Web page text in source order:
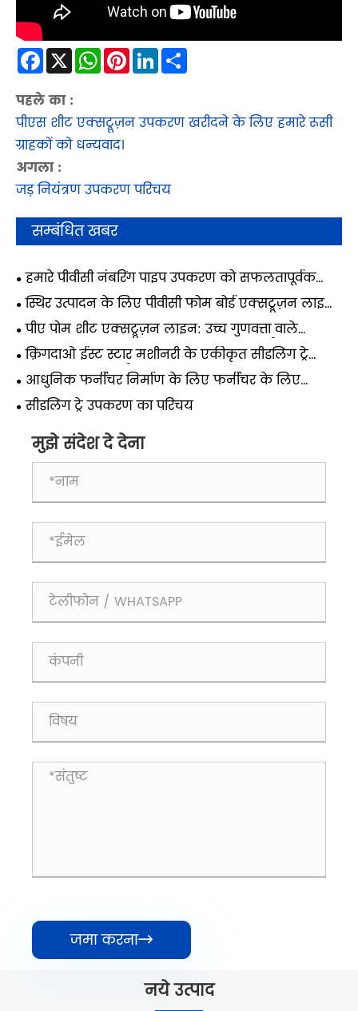
Facebook
X WhatsApp
Pinterest
LinkedIn
पहले का :
​पीएस शीट एक्सट्रूज़न उपकरण खरीदने के लिए हमारे रूसी
ग्राहकों को धन्यवाद।
अगला :
जड़ नियंत्रण उपकरण परिचय
सम्बंधित खबर
​हमारे पीवीसी नंबरिंग पाइप उपकरण को सफलतापूर्वक
चालू कर दिया गया है, जो 1.5-10 मिमी से सभी विशिष्टताओं
के उत्पादन को कवर करता है।
स्थिर उत्पादन के लिए पीवीसी फोम बोर्ड एक्सट्रूज़न लाइन
का चयन और अनुकूलन कैसे करें?
पीए पोम शीट एक्सट्रूज़न लाइन: उच्च गुणवत्ता वाले
इंजीनियरिंग प्लास्टिक शीट उत्पादन के लिए पूर्ण प्रसंस्करण
गाइडक़िंगदाओ ईस्ट स्टार मशीनरी के एकीकृत सीडलिंग ट्रे
उपकरण सफलतापूर्वक यमन भेज दिए गए
आधुनिक फर्नीचर निर्माण के लिए फर्नीचर के लिए
पीएमएमए शीट एक्सट्रूडर क्यों आवश्यक है?
​सीडलिंग ट्रे उपकरण का परिचय
मुझे संदेश दे देना
जमा करना
नये उत्पाद